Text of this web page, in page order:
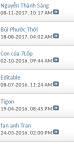
Nguyễn Thành Sáng
08-11-2017, 10:17 AM
Bùi Phước Thới
18-08-2017, 04:02 AM
Con của 7Lốp
02-10-2016, 09:44 AM
Editable
08-07-2016, 11:24 AM
Tigon
19-04-2016, 08:45 PM
fan anh Tran
24-03-2016, 02:00 PM